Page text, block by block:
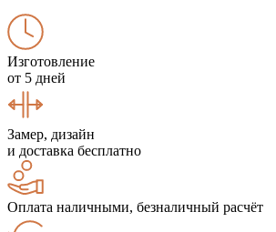
Изготовление
от 5 дней
Замер, дизайн
и доставка бесплатно
Оплата наличными, безналичный расчёт